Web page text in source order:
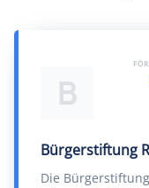
B
Bürgerstiftung
Die